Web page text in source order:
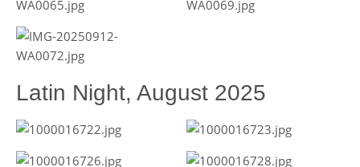
Latin Night, August 2025